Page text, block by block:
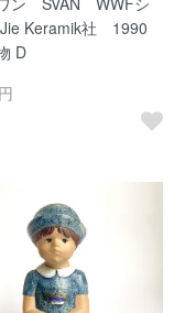
Jie Keramik社 1990
D